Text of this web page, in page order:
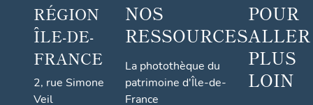
RÉGION
ÎLE-DE-
FRANCE
2, rue Simone
Veil
NOS
RESSOURCES
La photothèque du
patrimoine d'Île-de-
France
POUR
ALLER
PLUS
LOIN